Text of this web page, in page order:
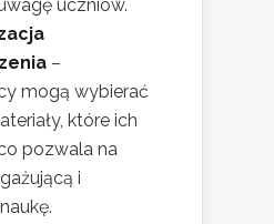
uczniów.
–
mogą wybierać
które ich
pozwala na
i